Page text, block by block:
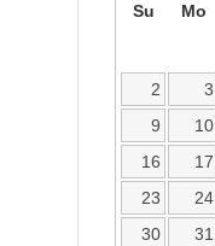
Su Mo
2
3
9
10
16
17
23
24
30
31